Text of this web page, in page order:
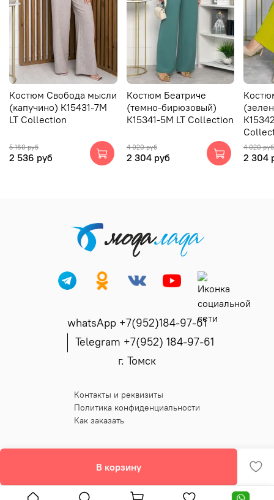
В корзину
Костюм Свобода мысли
(капучино) К15431-7М
LT Collection
5 160 руб
2 536 руб
Костюм Беатриче
(темно-бирюзовый)
К15341-5М LT Collection
4 020 руб
2 304 руб
4 020 руб
2 304
whatsApp +7(952)184-97-61
Telegram +7(952) 184-97-61
г. Томск
Контакты и реквизиты
Политика конфиденциальности
Как заказать